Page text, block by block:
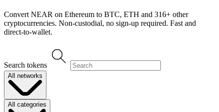
Convert NEAR on Ethereum to BTC, ETH and 316+ other
cryptocurrencies. Non-custodial, no sign-up required. Fast and
direct-to-wallet.
Search tokens
All networks
All categories